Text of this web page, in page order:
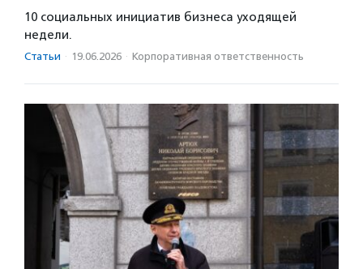
10 социальных инициатив бизнеса уходящей
недели.
Статьи · 19.06.2026 · Корпоративная ответственность